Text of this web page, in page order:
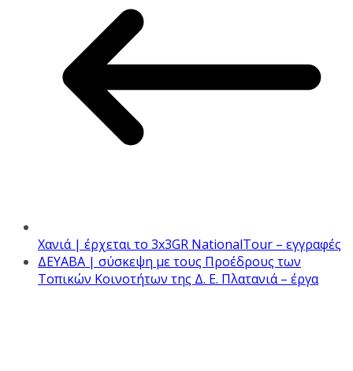
Χανιά | έρχεται το 3x3GR NationalTour – εγγραφές
ΔΕΥΑΒΑ | σύσκεψη με τους Προέδρους των
Τοπικών Κοινοτήτων της Δ. Ε. Πλατανιά – έργα